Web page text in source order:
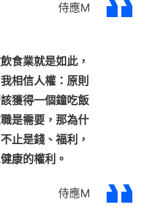
侍應M
食業就是如此，
相信人權：原則
獲得一個鐘吃飯
是需要，那為什
止是錢、福利，
康的權利。
侍應M